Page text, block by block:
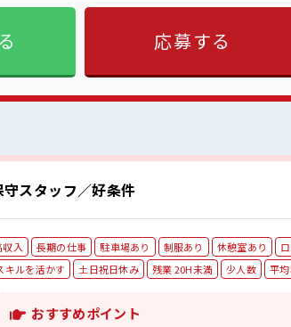
払い額は「7割」！ ついついお金を使いすぎちゃった時も安
スタッフさん活躍中》 空調完備なので年中快適です♪
スOK！ コンビニ徒歩圏内♪ マイカー通勤OK◎無料
応募する
スタッフ／好条件
収入 長期の仕事 駐車場あり 制服あり 休憩室あり
キルを活かす 土日祝日休み 残業 20H未満 少人数 平
おすすめポイント